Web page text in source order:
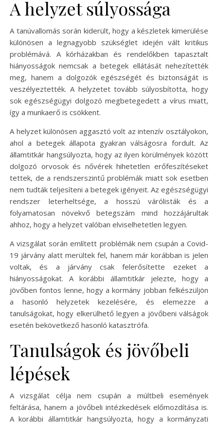
A helyzet súlyossága
A tanúvallomás során kiderült, hogy a készletek kimerülése
különösen a legnagyobb szükséglet idején vált kritikus
problémává. A kórházakban és rendelőkben tapasztalt
hiányosságok nemcsak a betegek ellátását nehezítették
meg, hanem a dolgozók egészségét és biztonságát is
veszélyeztették. A helyzetet tovább súlyosbította, hogy
sok egészségügyi dolgozó megbetegedett a vírus miatt,
így a munkaerő is csökkent.
A helyzet különösen aggasztó volt az intenzív osztályokon,
ahol a betegek állapota gyakran válságosra fordult. Az
államtitkár hangsúlyozta, hogy az ilyen körülmények között
dolgozó orvosok és nővérek hihetetlen erőfeszítéseket
tettek, de a rendszerszintű problémák miatt sok esetben
nem tudták teljesíteni a betegek igényeit. Az egészségügyi
rendszer leterheltsége, a hosszú várólisták és a
folyamatosan növekvő betegszám mind hozzájárultak
ahhoz, hogy a helyzet valóban elviselhetetlen legyen.
A vizsgálat során említett problémák nem csupán a Covid-
19 járvány alatt merültek fel, hanem már korábban is jelen
voltak, és a járvány csak felerősítette ezeket a
hiányosságokat. A korábbi államtitkár jelezte, hogy a
jövőben fontos lenne, hogy a kormány jobban felkészüljön
a hasonló helyzetek kezelésére, és elemezze a
tanulságokat, hogy elkerülhető legyen a jövőbeni válságok
esetén bekövetkező hasonló katasztrófa.
Tanulságok és jövőbeli
lépések
A vizsgálat célja nem csupán a múltbeli események
feltárása, hanem a jövőbeli intézkedések előmozdítása is.
A korábbi államtitkár hangsúlyozta, hogy a kormányzati